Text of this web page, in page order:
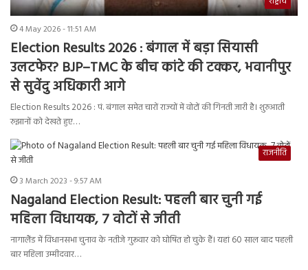
4 May 2026 - 11:51 AM
Election Results 2026 : बंगाल में बड़ा सियासी
उलटफेर? BJP–TMC के बीच कांटे की टक्कर, भवानीपुर
से सुवेंदु अधिकारी आगे
Election Results 2026 : पं. बंगाल समेत चारों राज्यों में वोटों की गिनती जारी है। शुरुआती
रुझानों को देखते हुए…
राजनीति
3 March 2023 - 9:57 AM
Nagaland Election Result: पहली बार चुनी गई
महिला विधायक, 7 वोटों से जीती
नागालैंड में विधानसभा चुनाव के नतीजे गुरूवार को घोषित हो चुके हैं। यहां 60 साल बाद पहली
बार महिला उम्मीदवार…